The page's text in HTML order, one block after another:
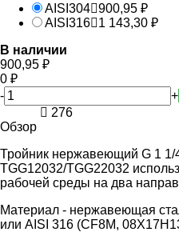
AISI304 900,95 ₽
AISI316
1 143,30 ₽
В наличии
900,95 ₽
0 ₽
-
+
276
Обзор
Тройник нержавеющий G 1 1/
TGG12032/TGG22032
рабочей среды на два
Материал - нержавеющая
или AISI 316 (CF8M,